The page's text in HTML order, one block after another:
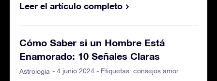
Leer el artículo completo
Cómo Saber si un Hombre Está
Enamorado: 10 Señales Claras
Astrologia - 4 junio 2024 - Etiquetas: consejos amor